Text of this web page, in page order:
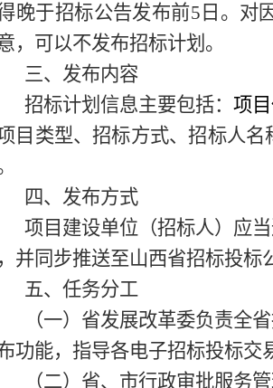
晚于招标公告发布前5日。对
，可以不发布招标计划。
三、发布内容
招标计划信息主要包括： 项
目类型、招标方式、招标人
四、发布方式
项目建设单位（招标人）应
并同步推送至山西省招标投标
五、任务分工
（一）省发展改革委负责全
功能，指导各电子招标投标
（二）省、市行政审批服务